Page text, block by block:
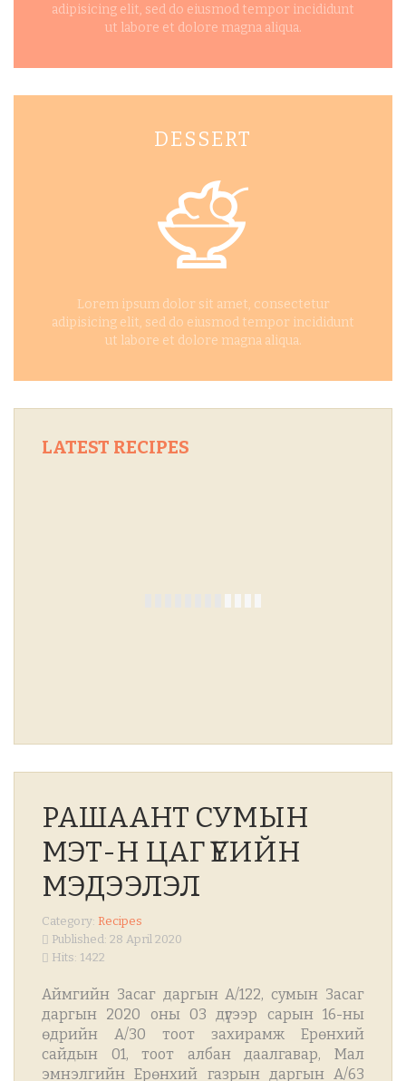
adipisicing elit, sed do eiusmod tempor incididunt
ut labore et dolore magna aliqua.
DESSERT
Lorem ipsum dolor sit amet, consectetur
adipisicing elit, sed do eiusmod tempor incididunt
ut labore et dolore magna aliqua.
LATEST RECIPES
DISH4
РАШААНТ СУМЫН
МЭТ-Н ЦАГ ҮЕИЙН
МЭДЭЭЛЭЛ
Category: Recipes
Published: 28 April 2020
Hits: 1422
Аймгийн Засаг даргын А/122, сумын Засаг
даргын 2020 оны 03 дүгээр сарын 16-ны
өдрийн А/30 тоот захирамж Ерөнхий
сайдын 01, тоот албан даалгавар, Мал
эмнэлгийн Ерөнхий газрын даргын А/63